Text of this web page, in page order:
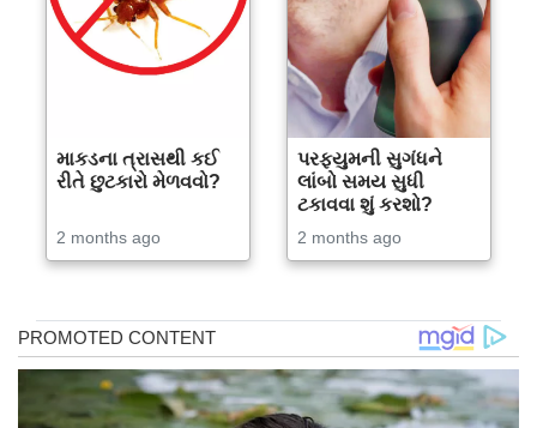
માકડના ત્રાસથી કઈ
રીતે છુટકારો મેળવવો?
2 months ago
પરફ્યુમની સુગંધને
લાંબો સમય સુધી
ટકાવવા શું કરશો?
2 months ago